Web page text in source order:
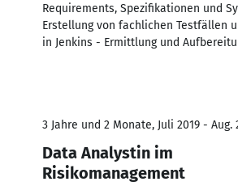
Requirements, Spezifikationen und
Erstellung von fachlichen Testfällen
in Jenkins - Ermittlung und
3 Jahre und 2 Monate, Juli 2019 - Aug.
Data Analystin im
Risikomanagement